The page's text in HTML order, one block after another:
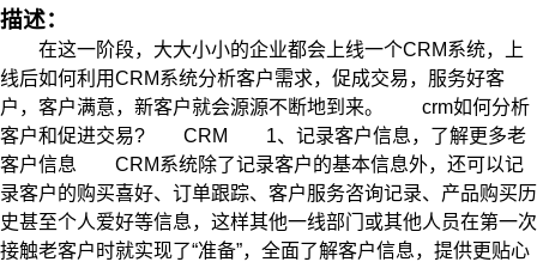
描述：
在这一阶段，大大小小的企业都会上线一个CRM系统，上
线后如何利用CRM系统分析客户需求，促成交易，服务好客
户，客户满意，新客户就会源源不断地到来。 crm如何分析
客户和促进交易? CRM 1、记录客户信息，了解更多老
客户信息 CRM系统除了记录客户的基本信息外，还可以记
录客户的购买喜好、订单跟踪、客户服务咨询记录、产品购买历
史甚至个人爱好等信息，这样其他一线部门或其他人员在第一次
接触老客户时就实现了“准备”，全面了解客户信息，提供更贴心